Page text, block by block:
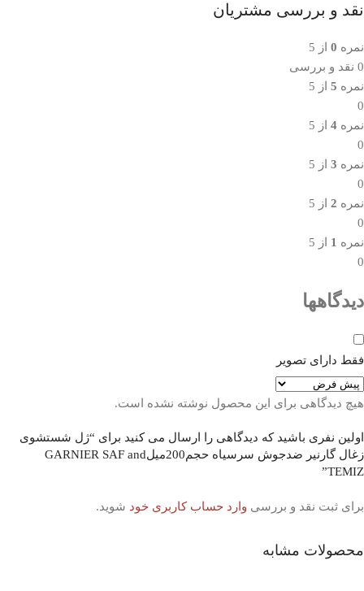
نقد و بررسی مشتریان
نمره 0 از 5
0 نقد و بررسی
نمره 5 از 5
0
نمره 4 از 5
0
نمره 3 از 5
0
نمره 2 از 5
0
نمره 1 از 5
0
دیدگاهها
فقط دارای تصویر
هیچ دیدگاهی برای این محصول نوشته نشده است.
اولین نفری باشید که دیدگاهی را ارسال می کنید برای “ژل شستشوی
زغال گارنیر ضدجوش سرسیاه حجم200میلGARNIER SAF and
TEMIZ”
برای ثبت نقد و بررسی وارد حساب کاربری خود شوید.
محصولات مشابه